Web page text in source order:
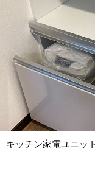
キッチン家電ユニッ